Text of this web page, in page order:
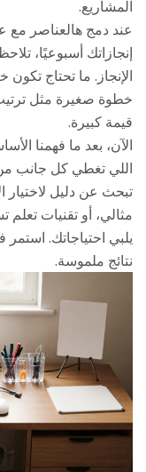
المشاريع.
عند دمج هالعناصر مع
إنجازاتك أسبوعيًا،
الإنجاز. ما تحتاج تكون
خطوة صغيرة مثل
قيمة كبيرة.
الآن، بعد ما فهمنا
اللي تغطي كل جانب
تبحث عن دليل لاختيار
مثالي، أو تقنيات
يلبي احتياجاتك. استمر
نتائج ملموسة.